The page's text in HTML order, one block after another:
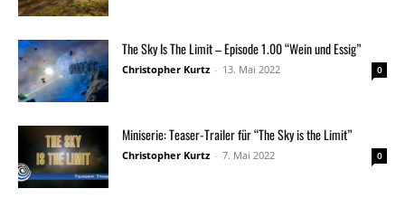
The Sky Is The Limit – Episode 1.00 “Wein und Essig”
Christopher Kurtz - 13. Mai 2022 0
Miniserie: Teaser-Trailer für “The Sky is the Limit”
Christopher Kurtz - 7. Mai 2022 0